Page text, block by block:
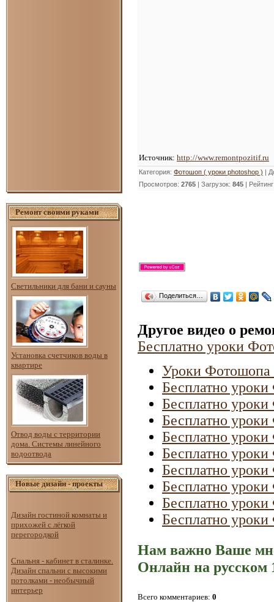
Ремонт своими руками
Светильники для бани и сауны
Установка счетчиков воды в
квартире
Отвод воды с территории
дома. Системы линейного
водоотвода
Новые дизайн - проекты
Дизайн гостиной комнаты и
прихожей с лёгкой
перегородкой
Спальня - кабинет в сталинке.
Дизайн спальни с высокими
потолками - необычный
интерьер
Источник: http://www.remontpozitif.ru
Категория: Фотошоп ( уроки photoshop ) |
Просмотров: 2765 | Загрузок: 845 | Рейтинг
Поделиться…
Другое видео о
Бесплатно уроки
Уроки Фотошопа
Бесплатно
Бесплатно
Бесплатно
Бесплатно
Бесплатно
Бесплатно
Бесплатно
Бесплатно
Бесплатно
Нам важно Ваше
Онлайн на русском
Всего комментариев: 0